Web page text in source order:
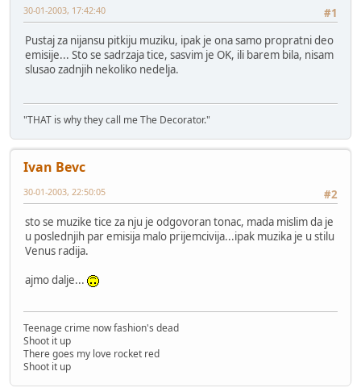
#1
30-01-2003, 17:42:40
Pustaj za nijansu pitkiju muziku, ipak je ona samo propratni deo
emisije... Sto se sadrzaja tice, sasvim je OK, ili barem bila, nisam
slusao zadnjih nekoliko nedelja.
"THAT is why they call me The Decorator."
Ivan Bevc
#2
30-01-2003, 22:50:05
sto se muzike tice za nju je odgovoran tonac, mada mislim da je
u poslednjih par emisija malo prijemcivija...ipak muzika je u stilu
Venus radija.
ajmo dalje...
Teenage crime now fashion's dead
Shoot it up
There goes my love rocket red
Shoot it up